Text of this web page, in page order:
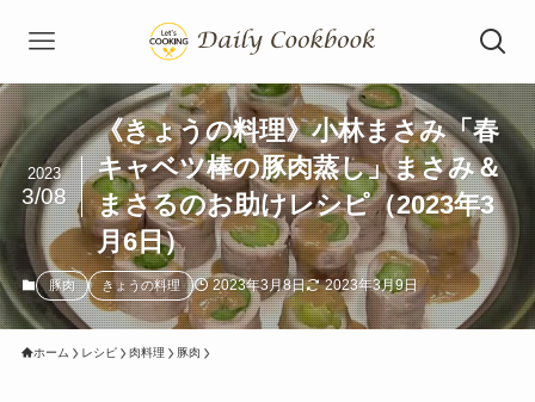
《きょうの料理》小林まさみ「春
キャベツ棒の豚肉蒸し」まさみ＆
まさるのお助けレシピ（2023年3
月6日）
2023
3/08
豚肉 きょうの料理 2023年3月8日 2023年3月9日
ホーム レシピ 肉料理 豚肉